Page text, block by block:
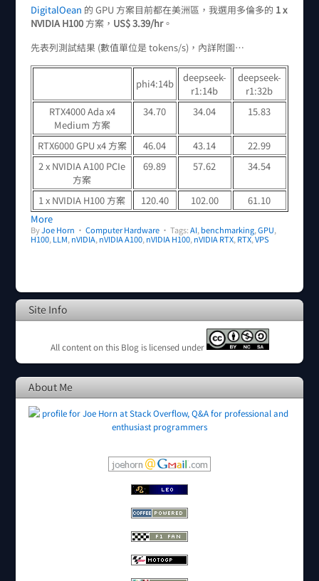
DigitalOean 的 GPU 方案目前都在美洲區，我選用多倫多的 1 x
NVIDIA H100方案， US$ 3.39/hr。
先表列測試結果 (數值單位是 tokens/s)，內詳附圖…
phi4:14b
deepseek-
r1:14b
deepseek-
r1:32b
RTX4000 Ada x4
Medium 方案
34.70 34.04 15.83
RTX6000 GPU x4 方案 46.04 43.14
22.99
2 x NVIDIA A100 PCIe
方案
69.89 57.62 34.54
1 x NVIDIA H100 方案 120.40 102.00
61.10
More
ByJoe Horn • Computer Hardware • Tags:AI, benchmarking,GPU,
H100, LLM, nVIDIA, nVIDIA A100, nVIDIA H100, nVIDIA RTX, RTX,VPS
Site Info
All content on this Blog is licensed under
About Me